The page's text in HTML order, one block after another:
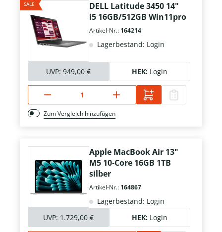
SALE
DELL Latitude 3450 14"
i5 16GB/512GB Win11pro
Artikel-Nr.: 164214
Lagerbestand: Login
UVP: 949,00 € HEK: Login
Zum Vergleich hinzufügen
Apple MacBook Air 13"
M5 10-Core 16GB 1TB
silber
Artikel-Nr.: 164867
Lagerbestand: Login
UVP: 1.729,00 € HEK: Login